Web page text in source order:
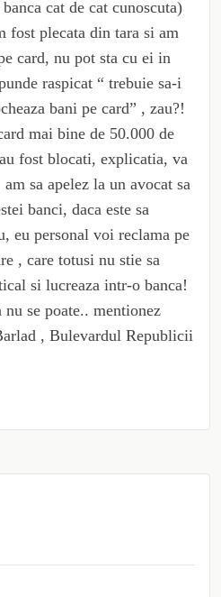
cat de cat cunoscuta)
fost plecata din tara si am
card, nu pot sta cu ei in
raspicat “ trebuie sa-i
bani pe card” , zau?!
mai bine de 50.000 de
fost blocati, explicatia, va
sa apelez la un avocat sa
banci, daca este sa
eu personal voi reclama pe
, care totusi nu stie sa
si lucreaza intr-o banca!
se poate.. mentionez
, Bulevardul Republicii